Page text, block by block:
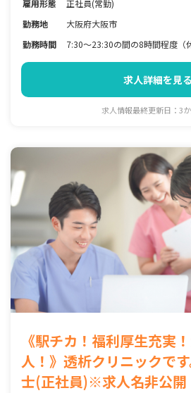
雇用形態
正社員(常勤)
勤務地
大阪府大阪市
勤務時間
7:30〜23:30の間の8時間程度（
求人詳細を見る
求人情報最終更新日：3
《駅チカ！福利厚生充実
人！》透析クリニックで
士(正社員)※求人名非公開